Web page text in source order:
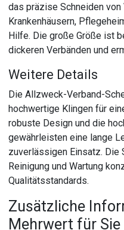
das präzise Schneiden
Krankenhäusern,
Hilfe. Die große Größe ist
dickeren Verbänden und
Weitere Details
Die Allzweck-Verband-
hochwertige Klingen für
robuste Design und die
gewährleisten eine lange
zuverlässigen Einsatz. Die
Reinigung und Wartung
Qualitätsstandards.
Zusätzliche
Mehrwert für Sie